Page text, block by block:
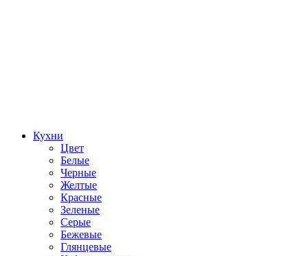
Кухни
Цвет
Белые
Черные
Желтые
Красные
Зеленые
Серые
Бежевые
Глянцевые